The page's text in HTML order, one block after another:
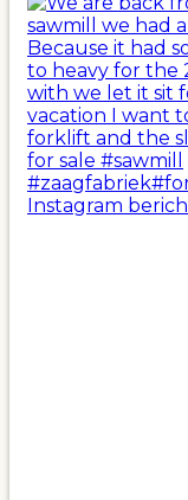
Instagram